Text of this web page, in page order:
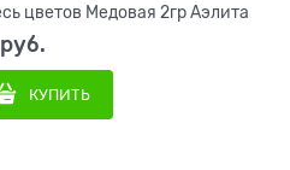
Смесь цветов Медовая 2гр Аэлита
руб.
КУПИТЬ